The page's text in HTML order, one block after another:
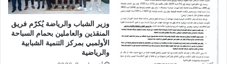
وزير الشباب والرياضة يُكرّم فريق
المنقذين والعاملين بحمام السباحة
الأولمبي بمركز التنمية الشبابية
والرياضية